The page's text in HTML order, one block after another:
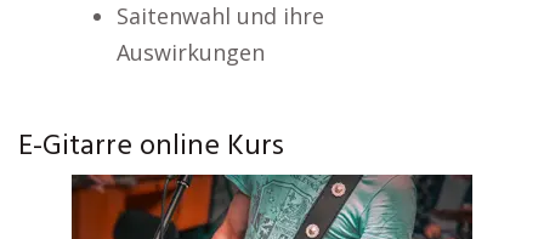
Saitenwahl und ihre
Auswirkungen
E-Gitarre online Kurs